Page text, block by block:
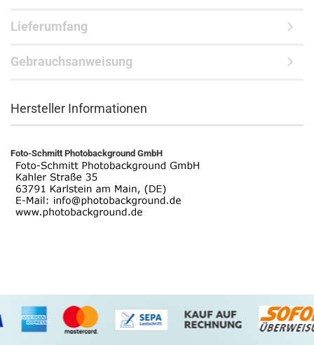
Lieferumfang
Gebrauchsanweisung
Hersteller Informationen
Foto-Schmitt Photobackground GmbH